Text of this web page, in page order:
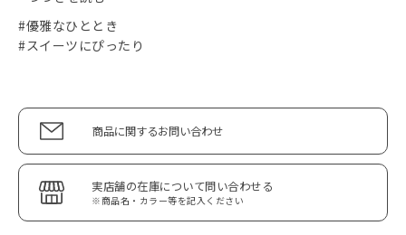
#優雅なひととき
#スイーツにぴったり
商品に関するお問い合わせ
実店舗の在庫について問い合わせる
※商品名・カラー等を記入ください